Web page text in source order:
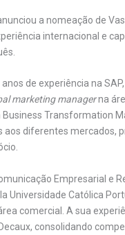
a nomeação de
internacional e
de experiência na
marketing managerna
Business Transformation
aos diferentes mercados,
Empresarial e
Universidade Católica
comercial. A sua
consolidando